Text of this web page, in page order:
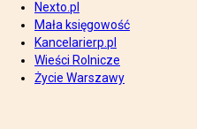
Nexto.pl
Mała księgowość
Kancelarierp.pl
Wieści Rolnicze
Życie Warszawy